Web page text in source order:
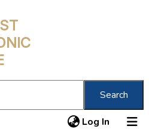
Search
Log In (current)